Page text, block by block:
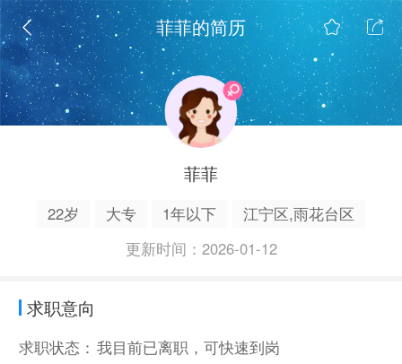
菲菲的简历
菲菲
22岁 大专 1年以下
江宁区,雨花台区
更新时间：2026-01-12
求职意向
求职状态： 我目前已离职，可快速到岗